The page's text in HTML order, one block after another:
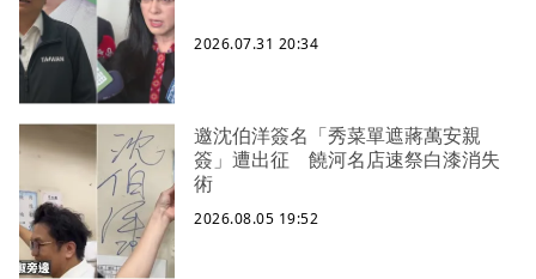
2026.07.31 20:34
邀沈伯洋簽名「秀菜單遮蔣萬安親
簽」遭出征 饒河名店速祭白漆消失
術
2026.08.05 19:52